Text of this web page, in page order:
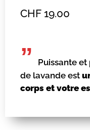
CHF 19.00
”
Puissante et
de lavande est
corps et votre